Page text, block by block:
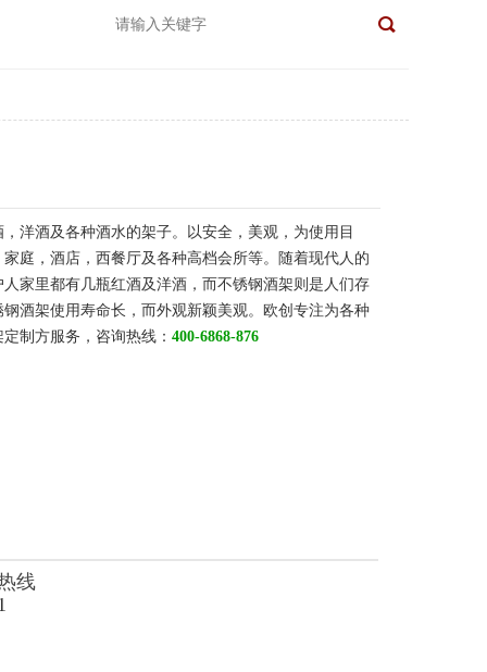
洋酒及各种酒水的架子。以安全，美观，为使用目
庭，酒店，西餐厅及各种高档会所等。随着现代人的
家里都有几瓶红酒及洋酒，而不锈钢酒架则是人们存
酒架使用寿命长，而外观新颖美观。 欧创专注为各种
制方服务，咨询热线： 400-6868-876
线